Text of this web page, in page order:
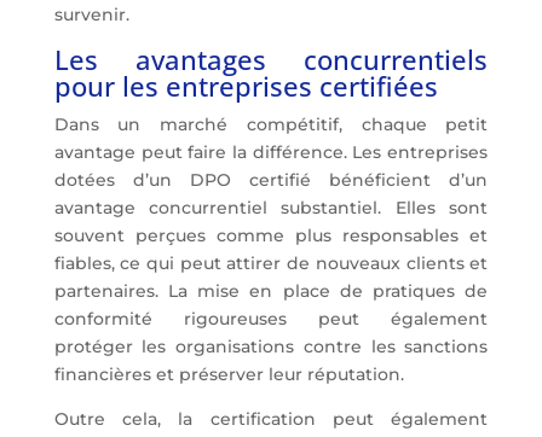
survenir.
Les avantages concurrentiels
pour les entreprises certifiées
Dans un marché compétitif, chaque petit
avantage peut faire la différence. Les entreprises
dotées d’un DPO certifié bénéficient d’un
avantage concurrentiel substantiel. Elles sont
souvent perçues comme plus responsables et
fiables, ce qui peut attirer de nouveaux clients et
partenaires. La mise en place de pratiques de
conformité rigoureuses peut également
protéger les organisations contre les sanctions
financières et préserver leur réputation.
Outre cela, la certification peut également